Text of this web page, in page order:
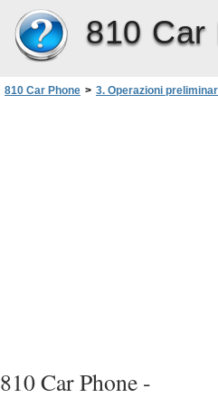
810 Car
810 Car Phone > 3. Operazioni
810 Car Phone -